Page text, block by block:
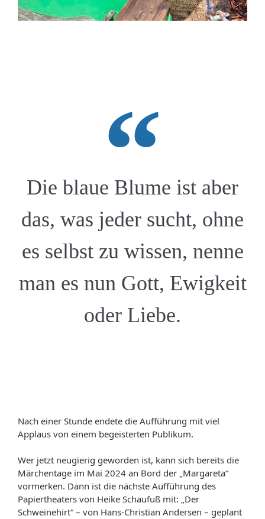
Die blaue Blume ist aber
das, was jeder sucht, ohne
es selbst zu wissen, nenne
man es nun Gott, Ewigkeit
oder Liebe.
Nach einer Stunde endete die Aufführung mit viel
Applaus von einem begeisterten Publikum.
Wer jetzt neugierig geworden ist, kann sich bereits die
Märchentage im Mai 2024 an Bord der „Margareta“
vormerken. Dann ist die nächste Aufführung des
Papiertheaters von Heike Schaufuß mit: „Der
Schweinehirt“ – von Hans-Christian Andersen – geplant